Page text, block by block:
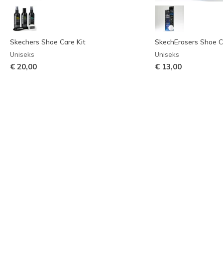
Skechers Shoe Care Kit
Uniseks
€ 20,00
SkechErasers Shoe
Uniseks
€ 13,00